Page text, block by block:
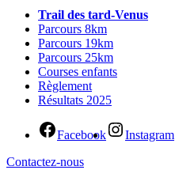
Trail des tard-Venus
Parcours 8km
Parcours 19km
Parcours 25km
Courses enfants
Règlement
Résultats 2025
Facebook
Instagram
Contactez-nous